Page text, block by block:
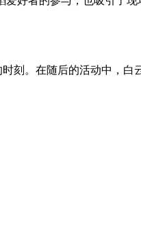
刻。在随后的活动中，白